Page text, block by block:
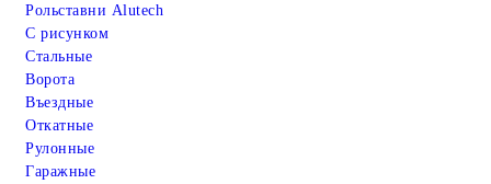
Рольставни Alutech
С рисунком
Стальные
Ворота
Въездные
Откатные
Рулонные
Гаражные